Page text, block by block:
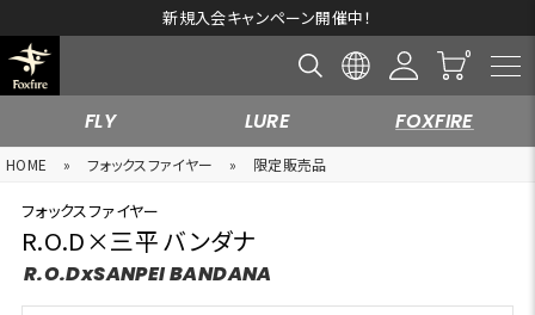
新規入会キャンペーン開催中！
FLY LURE FOXFIRE
HOME » フォックスファイヤー » 限定販売品
フォックスファイヤー
R.O.D×三平 バンダナ
R.O.DxSANPEI BANDANA